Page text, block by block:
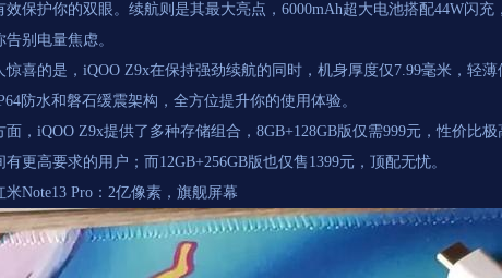
效保护你的双眼。续航则是其最大亮点，6000mAh超大电池搭配44W闪
告别电量焦虑。
惊喜的是，iQOO Z9x在保持强劲续航的同时，机身厚度仅7.99毫米，轻薄
防水和磐石缓震架构，全方位提升你的使用体验。
面，iQOO Z9x提供了多种存储组合，8GB+128GB版仅需999元，性价比
有更高要求的用户；而12GB+256GB版也仅售1399元，顶配无忧。
米Note13 Pro：2亿像素，旗舰屏幕